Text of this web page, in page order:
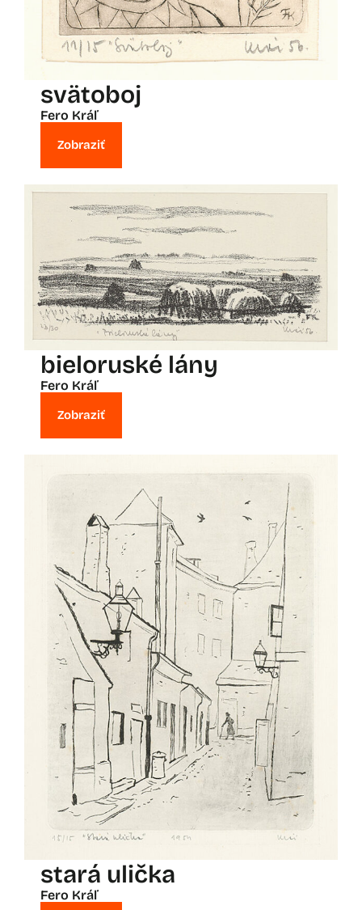
svätoboj
Fero Kráľ
Zobraziť
bieloruské lány
Fero Kráľ
Zobraziť
stará ulička
Fero Kráľ